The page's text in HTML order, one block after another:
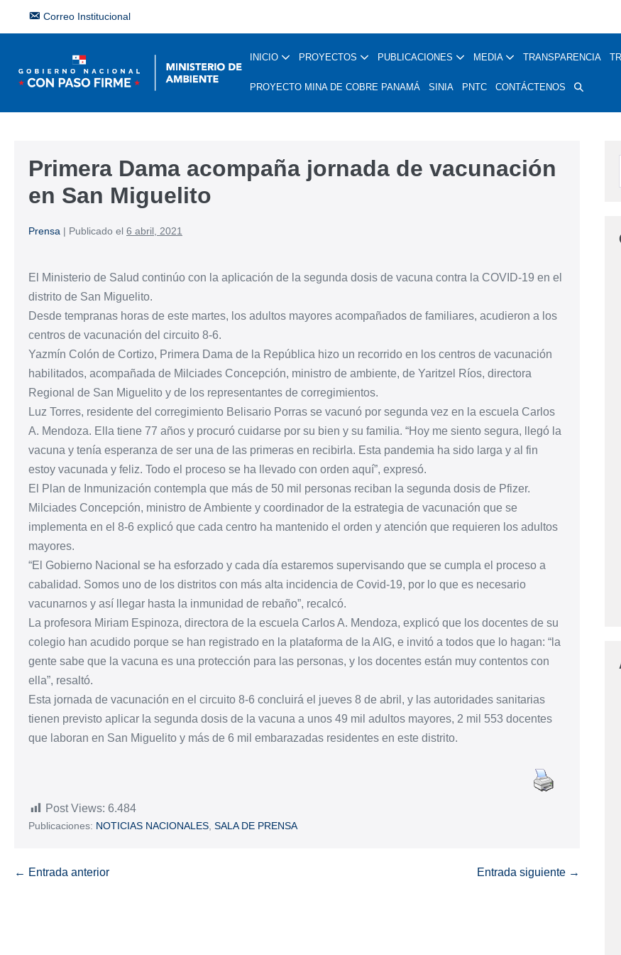
Correo Institucional
INICIO PROYECTOS PUBLICACIONES MEDIA TRANSPARENCIA
PROYECTO MINA DE COBRE PANAMÁ SINIA PNTC CONTÁCTENOS
Primera Dama acompaña jornada de vacunación
en San Miguelito
Prensa | Publicado el 6 abril, 2021
El Ministerio de Salud continúo con la aplicación de la segunda dosis de vacuna contra la COVID-19 en el
distrito de San Miguelito.
Desde tempranas horas de este martes, los adultos mayores acompañados de familiares, acudieron a los
centros de vacunación del circuito 8-6.
Yazmín Colón de Cortizo, Primera Dama de la República hizo un recorrido en los centros de vacunación
habilitados, acompañada de Milciades Concepción, ministro de ambiente, de Yaritzel Ríos, directora
Regional de San Miguelito y de los representantes de corregimientos.
Luz Torres, residente del corregimiento Belisario Porras se vacunó por segunda vez en la escuela Carlos
A. Mendoza. Ella tiene 77 años y procuró cuidarse por su bien y su familia. “Hoy me siento segura, llegó la
vacuna y tenía esperanza de ser una de las primeras en recibirla. Esta pandemia ha sido larga y al fin
estoy vacunada y feliz. Todo el proceso se ha llevado con orden aquí”, expresó.
El Plan de Inmunización contempla que más de 50 mil personas reciban la segunda dosis de Pfizer.
Milciades Concepción, ministro de Ambiente y coordinador de la estrategia de vacunación que se
implementa en el 8-6 explicó que cada centro ha mantenido el orden y atención que requieren los adultos
mayores.
“El Gobierno Nacional se ha esforzado y cada día estaremos supervisando que se cumpla el proceso a
cabalidad. Somos uno de los distritos con más alta incidencia de Covid-19, por lo que es necesario
vacunarnos y así llegar hasta la inmunidad de rebaño”, recalcó.
La profesora Miriam Espinoza, directora de la escuela Carlos A. Mendoza, explicó que los docentes de su
colegio han acudido porque se han registrado en la plataforma de la AIG, e invitó a todos que lo hagan: “la
gente sabe que la vacuna es una protección para las personas, y los docentes están muy contentos con
ella”, resaltó.
Esta jornada de vacunación en el circuito 8-6 concluirá el jueves 8 de abril, y las autoridades sanitarias
tienen previsto aplicar la segunda dosis de la vacuna a unos 49 mil adultos mayores, 2 mil 553 docentes
que laboran en San Miguelito y más de 6 mil embarazadas residentes en este distrito.
Post Views: 6.484
Publicaciones: NOTICIAS NACIONALES SALA DE PRENSA
← Entrada anterior Entrada siguiente →